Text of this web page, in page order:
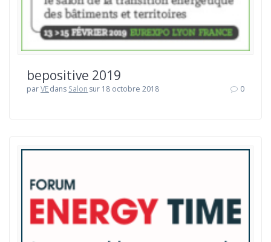
bepositive 2019
parVEdans Salon sur 18 octobre 2018 0